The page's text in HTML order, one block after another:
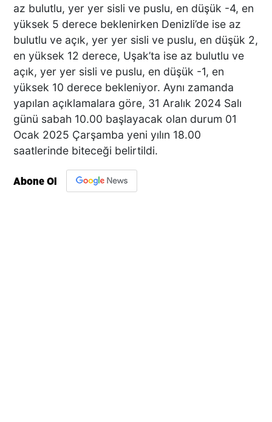
az bulutlu, yer yer sisli ve puslu, en düşük -4, en
yüksek 5 derece beklenirken Denizli’de ise az
bulutlu ve açık, yer yer sisli ve puslu, en düşük 2,
en yüksek 12 derece, Uşak’ta ise az bulutlu ve
açık, yer yer sisli ve puslu, en düşük -1, en
yüksek 10 derece bekleniyor. Aynı zamanda
yapılan açıklamalara göre, 31 Aralık 2024 Salı
günü sabah 10.00 başlayacak olan durum 01
Ocak 2025 Çarşamba yeni yılın 18.00
saatlerinde biteceği belirtildi.
Abone Ol